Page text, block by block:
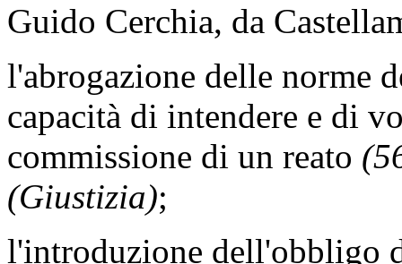
Guido Cerchia, da
l'abrogazione delle norme
capacità di intendere e di
commissione di un reato
(Giustizia);
l'introduzione dell'obbligo